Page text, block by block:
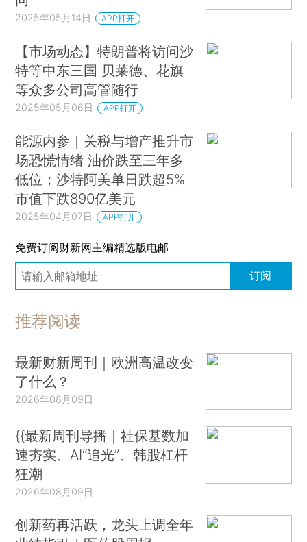
2025年05月14日 APP打开
【市场动态】特朗普将访问沙
特等中东三国 贝莱德、花旗
等众多公司高管随行
2025年05月06日 APP打开
能源内参｜关税与增产推升市
场恐慌情绪 油价跌至三年多
低位；沙特阿美单日跌超5%
市值下跌890亿美元
2025年04月07日 APP打开
免费订阅财新网主编精选版电邮
订阅
推荐阅读
最新财新周刊｜欧洲高温改变
了什么？
2026年08月09日
{{最新周刊导播｜社保基数加
速夯实、AI“追光”、韩股杠杆
狂潮
2026年08月09日
创新药再活跃，龙头上调全年